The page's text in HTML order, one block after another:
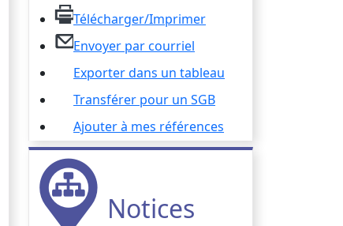
Télécharger/Imprimer
Envoyer par courriel
Exporter dans un tableau
Transférer pour un SGB
Ajouter à mes références
Notices